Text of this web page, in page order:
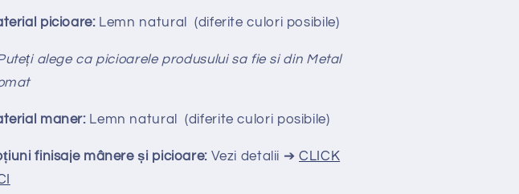
picioare:Lemn natural (diferite culori posibile)
alege ca picioarele produsului sa fie si din Metal
maner: Lemn natural (diferite culori posibile)
finisaje mânere și picioare: Vezi detalii ➔CLICK